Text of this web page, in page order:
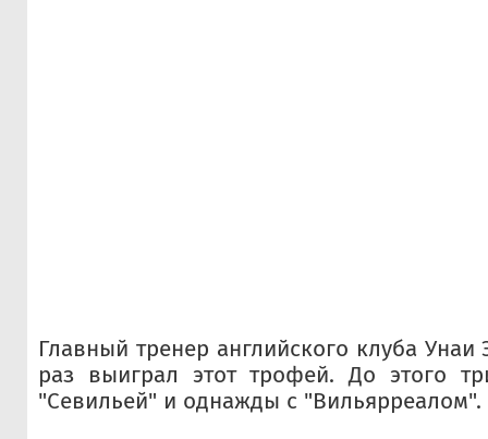
Главный тренер английского клуба
раз выиграл этот трофей. До этого
"Севильей" и однажды с "Вильярреалом".